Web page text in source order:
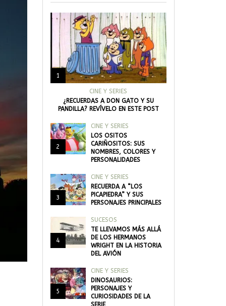
1
CINE Y SERIES
¿RECUERDAS A DON GATO Y SU
PANDILLA? REVÍVELO EN ESTE POST
2
CINE Y SERIES
LOS OSITOS
CARIÑOSITOS: SUS
NOMBRES, COLORES Y
PERSONALIDADES
3
CINE Y SERIES
RECUERDA A “LOS
PICAPIEDRA” Y SUS
PERSONAJES PRINCIPALES
4
SUCESOS
TE LLEVAMOS MÁS ALLÁ
DE LOS HERMANOS
WRIGHT EN LA HISTORIA
DEL AVIÓN
5
CINE Y SERIES
DINOSAURIOS:
PERSONAJES Y
CURIOSIDADES DE LA
SERIE